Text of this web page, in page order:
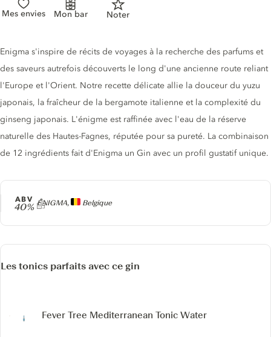
Mes envies Mon bar Noter
Producteur
ENIGMA, Belgique
ABV
40%
Description du gin
Enigma s'inspire de récits de voyages à la recherche des parfums et
des saveurs autrefois découverts le long d'une ancienne route reliant
l'Europe et l'Orient. Notre recette délicate allie la douceur du yuzu
japonais, la fraîcheur de la bergamote italienne et la complexité du
ginseng japonais. L'énigme est raffinée avec l'eau de la réserve
naturelle des Hautes-Fagnes, réputée pour sa pureté. La combinaison
de 12 ingrédients fait d'Enigma un Gin avec un profil gustatif unique.
Les tonics parfaits avec ce gin
Fever Tree Mediterranean Tonic Water